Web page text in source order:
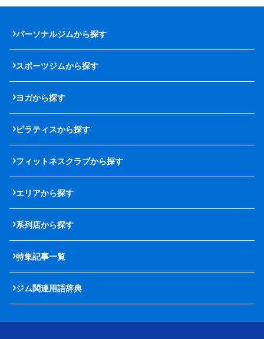
パーソナルジムから探す
スポーツジムから探す
ヨガから探す
ピラティスから探す
フィットネスクラブから探す
エリアから探す
系列店から探す
特集記事一覧
ジム関連用語辞典